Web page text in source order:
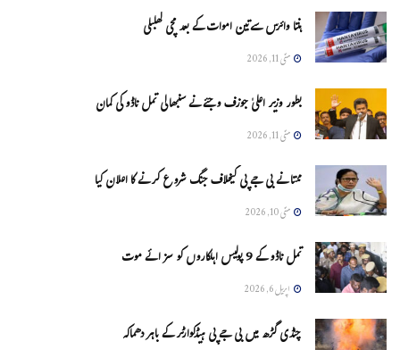
ہنتا وائرس سےتین اموات کے بعد مچی کھلبلی
مئی 11, 2026
بطور وزیر اعلیٰ جوزف وجئے نے سنبھالی تمل ناڈو کی کمان
مئی 11, 2026
ممتا نے بی جے پی کیخلاف جنگ شروع کرنے کا اعلان کیا
مئی 10, 2026
تمل ناڈو کے 9 پولیس اہلکاروں کو سزائے موت
اپریل 6, 2026
چنڈی گڑھ میں بی جے پی ہیڈکوارٹر کے باہر دھماکہ